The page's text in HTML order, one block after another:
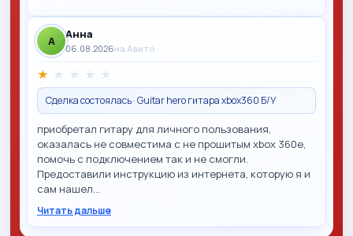
A Анна
06.08.2026на Авито
★ ★ ★ ★ ★
Сделка состоялась · Guitar hero гитара xbox360 Б/У
приобретал гитару для личного пользования,
оказалась не совместима с не прошитым xbox 360e,
помочь с подключением так и не смогли.
Предоставили инструкцию из интернета, которую я и
сам нашел…
Читать дальше